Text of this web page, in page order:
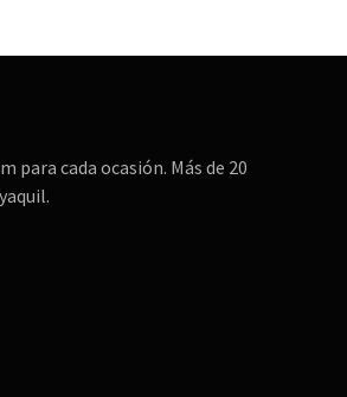
para cada ocasión. Más de 20